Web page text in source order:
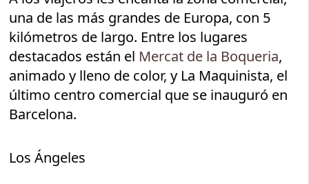
una de las más grandes de Europa, con 5
kilómetros de largo. Entre los lugares
destacados están el Mercat de la Boqueria,
animado y lleno de color, y La Maquinista, el
último centro comercial que se inauguró en
Barcelona.
Los Ángeles